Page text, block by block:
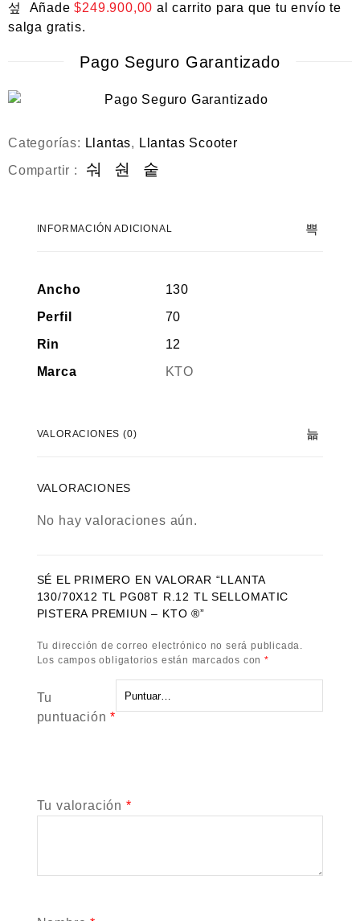
Añade$249.900,00 al carrito para que tu envío te
salga gratis.
Pago Seguro Garantizado
Categorías: Llantas, Llantas Scooter
Compartir :
INFORMACIÓN ADICIONAL
Ancho
130
Perfil
70
Rin
12
Marca
KTO
VALORACIONES (0)
VALORACIONES
No hay valoraciones aún.
SÉ EL PRIMERO EN VALORAR “LLANTA
130/70X12 TL PG08T R.12 TL SELLOMATIC
PISTERA PREMIUN – KTO ®”
Tu dirección de correo electrónico no será publicada.
Los campos obligatorios están marcados con *
Tu
puntuación*
Tu valoración *